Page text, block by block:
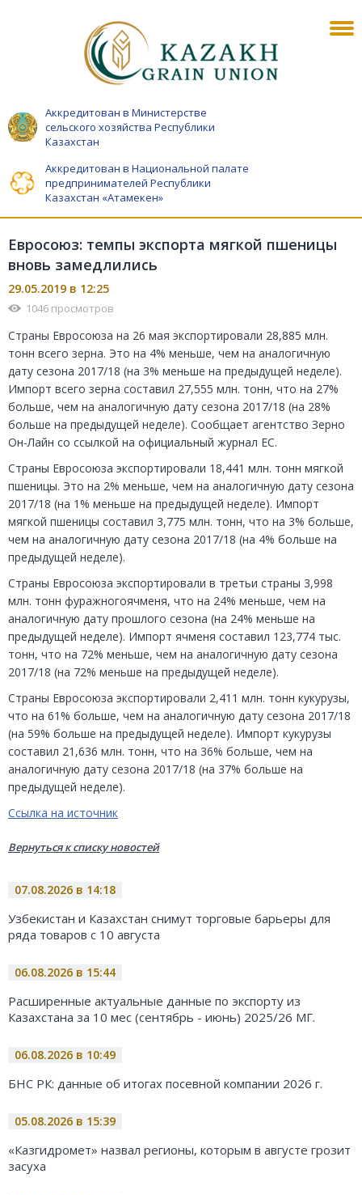
Аккредитован в Министерстве
сельского хозяйства Республики
Казахстан
Аккредитован в Национальной палате
предпринимателей Республики
Казахстан «Атамекен»
Евросоюз: темпы экспорта мягкой пшеницы
вновь замедлились
29.05.2019 в 12:25
1046 просмотров
Страны Евросоюза на 26 мая экспортировали 28,885 млн.
тонн всего зерна. Это на 4% меньше, чем на аналогичную
дату сезона 2017/18 (на 3% меньше на предыдущей неделе).
Импорт всего зерна составил 27,555 млн. тонн, что на 27%
больше, чем на аналогичную дату сезона 2017/18 (на 28%
больше на предыдущей неделе). Сообщает агентство Зерно
Он-Лайн со ссылкой на официальный журнал ЕС.
Страны Евросоюза экспортировали 18,441 млн. тонн мягкой
пшеницы. Это на 2% меньше, чем на аналогичную дату сезона
2017/18 (на 1% меньше на предыдущей неделе). Импорт
мягкой пшеницы составил 3,775 млн. тонн, что на 3% больше,
чем на аналогичную дату сезона 2017/18 (на 4% больше на
предыдущей неделе).
Страны Евросоюза экспортировали в третьи страны 3,998
млн. тонн фуражногоячменя, что на 24% меньше, чем на
аналогичную дату прошлого сезона (на 24% меньше на
предыдущей неделе). Импорт ячменя составил 123,774 тыс.
тонн, что на 72% меньше, чем на аналогичную дату сезона
2017/18 (на 72% меньше на предыдущей неделе).
Страны Евросоюза экспортировали 2,411 млн. тонн кукурузы,
что на 61% больше, чем на аналогичную дату сезона 2017/18
(на 59% больше на предыдущей неделе). Импорт кукурузы
составил 21,636 млн. тонн, что на 36% больше, чем на
аналогичную дату сезона 2017/18 (на 37% больше на
предыдущей неделе).
Ссылка на источник
Вернуться к списку новостей
07.08.2026 в 14:18
Узбекистан и Казахстан снимут торговые барьеры для
ряда товаров с 10 августа
06.08.2026 в 15:44
Расширенные актуальные данные по экспорту из
Казахстана за 10 мес (сентябрь - июнь) 2025/26 МГ.
06.08.2026 в 10:49
БНС РК: данные об итогах посевной компании 2026 г.
05.08.2026 в 15:39
«Казгидромет» назвал регионы, которым в августе грозит
засуха